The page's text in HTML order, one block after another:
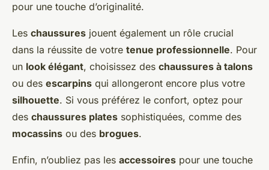
pour une touche d’originalité.
Les chaussures jouent également un rôle crucial
dans la réussite de votre tenue professionnelle. Pour
un look élégant, choisissez des chaussures à talons
ou des escarpins qui allongeront encore plus votre
silhouette. Si vous préférez le confort, optez pour
des chaussures plates sophistiquées, comme des
mocassins ou des brogues.
Enfin, n’oubliez pas les accessoires pour une touche